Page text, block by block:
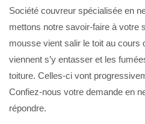
Société couvreur spécialisée en
mettons notre savoir-faire à votre
mousse vient salir le toit au cours
viennent s’y entasser et les
toiture. Celles-ci vont
Confiez-nous votre demande en
répondre.